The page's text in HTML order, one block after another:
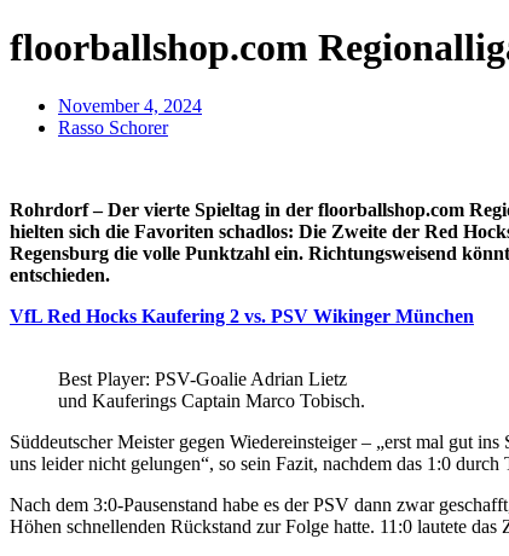
floorballshop.com
November 4, 2024
Rasso Schorer
Rohrdorf – Der vierte Spieltag in der floorballshop.com
hielten sich die Favoriten schadlos: Die Zweite der Red
Regensburg die volle Punktzahl ein. Richtungsweisend
entschieden.
VfL Red Hocks Kaufering 2 vs. PSV Wikinger München
Best Player: PSV-Goalie Adrian Lietz
und Kauferings Captain Marco Tobisch.
Süddeutscher Meister gegen Wiedereinsteiger – „erst mal gut
uns leider nicht gelungen“, so sein Fazit, nachdem das 1:0
Nach dem 3:0-Pausenstand habe es der PSV dann zwar
Höhen schnellenden Rückstand zur Folge hatte. 11:0 lautete